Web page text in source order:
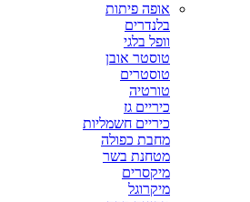
אופה פיתות
בלנדרים
וופל בלגי
טוסטר אובן
טוסטרים
טורטיה
כיריים גז
כיריים חשמליות
מחבת כפולה
מטחנת בשר
מיקסרים
מיקרוגל